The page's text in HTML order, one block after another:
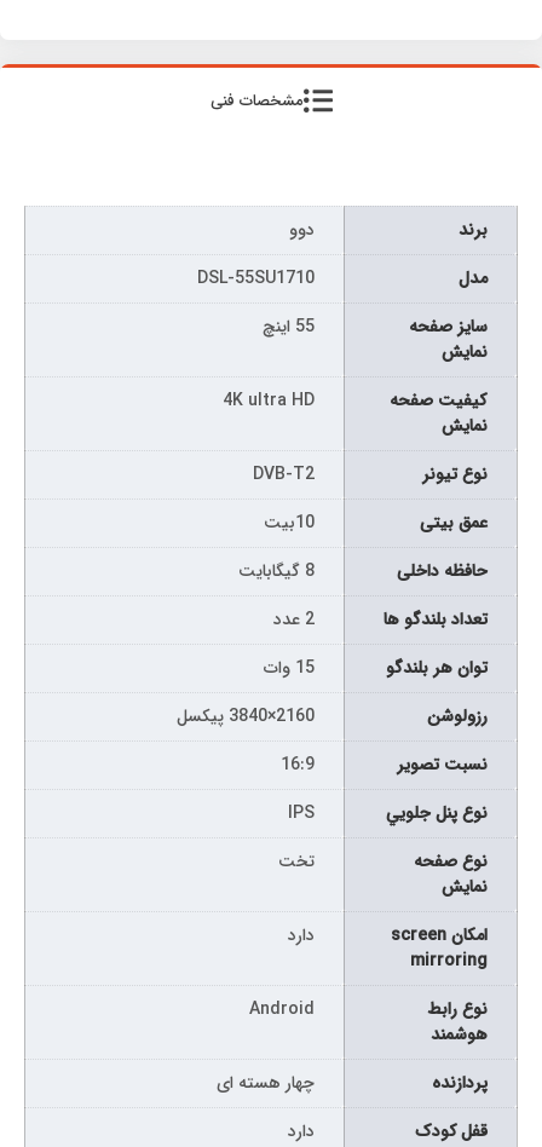
مشخصات فنی
برند
دوو
مدل
DSL-55SU1710
سايز صفحه
نمايش
55 اینچ
كيفيت صفحه
نمايش
4K ultra HD
نوع تيونر
DVB-T2
عمق بیتی
10بیت
حافظه داخلی
8 گیگابایت
تعداد بلندگو ها
2 عدد
توان هر بلندگو
15 وات
رزولوشن
2160×3840 پیکسل
نسبت تصویر
16:9
نوع پنل جلويي
IPS
نوع صفحه
نمايش
تخت
امکان screen
mirroring
دارد
نوع رابط
هوشمند
Android
پردازنده
چهار هسته ای
قفل کودک
دارد